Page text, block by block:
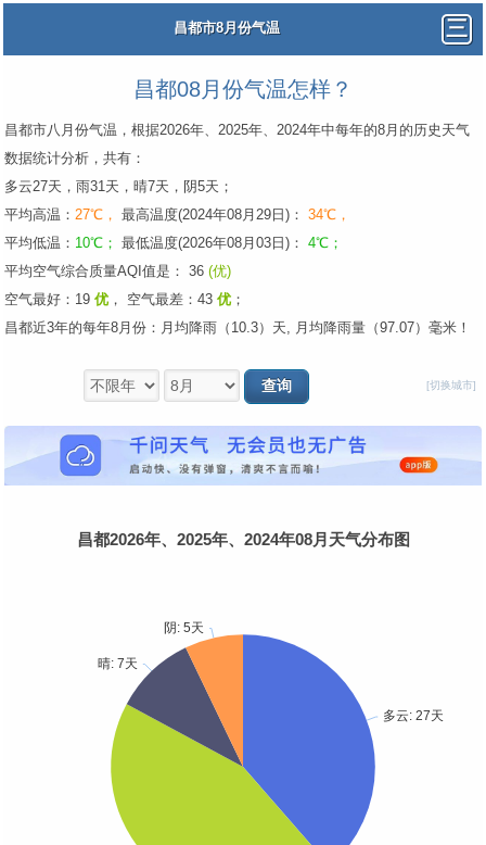
昌都市8月份气温
昌都08月份气温怎样？
昌都市八月份气温，根据2026年、2025年、2024年中每年的8月的历史天气
数据统计分析，共有：
多云27天，雨31天，晴7天，阴5天；
平均高温： 27℃， 最高温度(2024年08月29日)： 34℃，
平均低温： 10℃； 最低温度(2026年08月03日)： 4℃；
平均空气综合质量AQI值是： 36 (优)
空气最好：19 优 ， 空气最差：43 优 ；
昌都近3年的每年8月份：月均降雨（10.3）天, 月均降雨量（97.07）毫米！
[切换城市]
昌都2026年、2025年、2024年08月天气分布图